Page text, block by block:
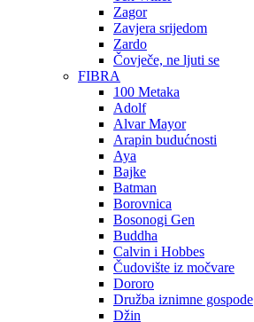
Zagor
Zavjera srijedom
Zardo
Čovječe, ne ljuti se
FIBRA
100 Metaka
Adolf
Alvar Mayor
Arapin budućnosti
Aya
Bajke
Batman
Borovnica
Bosonogi Gen
Buddha
Calvin i Hobbes
Čudovište iz močvare
Dororo
Družba iznimne gospode
Džin